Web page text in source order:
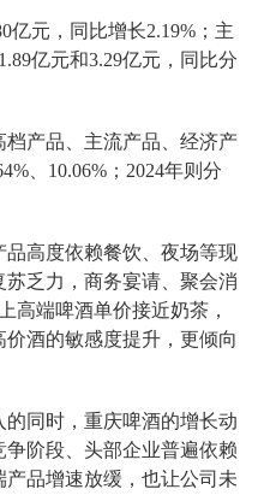
亿元，同比增长2.19%；主
亿元和3.29亿元，同比分
档产品、主流产品、经济产
、10.06%；2024年则分
品高度依赖餐饮、夜场等现
乏力，商务宴请、聚会消
高端啤酒单价接近奶茶，
酒的敏感度提升，更倾向
同时，重庆啤酒的增长动
阶段、头部企业普遍依赖
品增速放缓，也让公司未